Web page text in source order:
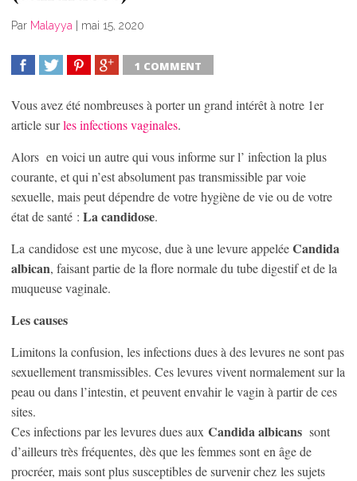
Par Malayya | mai 15, 2020
1 COMMENT
Vous avez été nombreuses à porter un grand intérêt à notre 1er
article surles infections vaginales.
Alors en voici un autre qui vous informe sur l’ infection la plus
courante, et qui n’est absolument pas transmissible par voie
sexuelle, mais peut dépendre de votre hygiène de vie ou de votre
état de santé : La candidose.
La candidose est une mycose, due à une levure appeléeCandida
albican, faisant partie de la flore normale du tube digestif et de la
muqueuse vaginale.
Les causes
Limitons la confusion, les infections dues à des levures ne sont pas
sexuellement transmissibles. Ces levures vivent normalement sur la
peau ou dans l’intestin, et peuvent envahir le vagin à partir de ces
sites.
Ces infections par les levures dues aux Candida albicans sont
d’ailleurs très fréquentes, dès que les femmes sont en âge de
procréer, mais sont plus susceptibles de survenir chez les sujets